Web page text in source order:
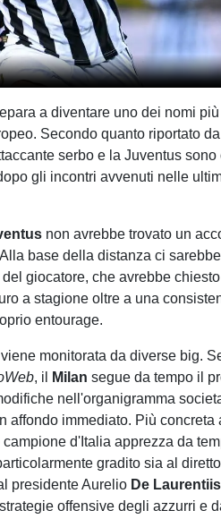
a diventare uno dei nomi più
Secondo quanto riportato da
serbo e la Juventus sono
gli incontri avvenuti nelle
non avrebbe trovato un
base della distanza ci
giocatore, che avrebbe
a stagione oltre a una
entourage.
monitorata da diverse big.
, il Milan segue da tempo il
nell'organigramma
affondo immediato. Più concreta
campione d'Italia apprezza da
gradito sia al
presidente Aurelio De
offensive degli azzurri e